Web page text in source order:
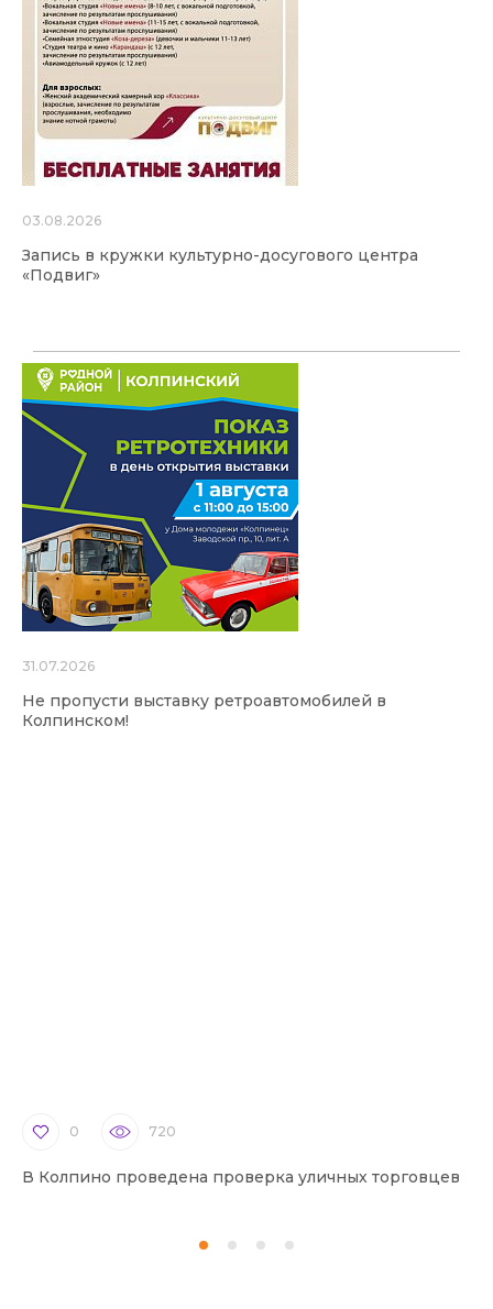
03.08.2026
Запись в кружки культурно-досугового центра
«Подвиг»
31.07.2026
Не пропусти выставку ретроавтомобилей в
Колпинском!
0 720
В Колпино проведена проверка уличных торговцев